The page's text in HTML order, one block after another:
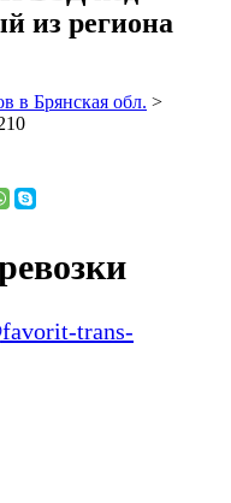
из региона
в Брянская обл. >
trans-